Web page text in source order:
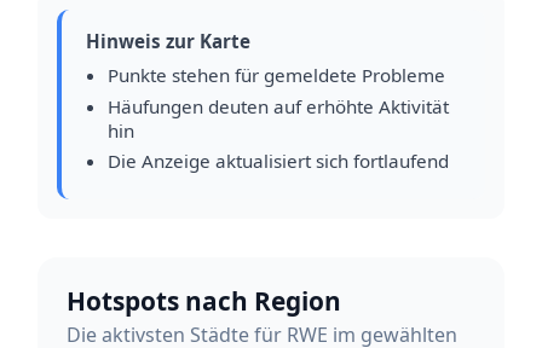
Hinweis zur Karte
Punkte stehen für gemeldete Probleme
Häufungen deuten auf erhöhte Aktivität
hin
Die Anzeige aktualisiert sich fortlaufend
Hotspots nach Region
Die aktivsten Städte für RWE im gewählten